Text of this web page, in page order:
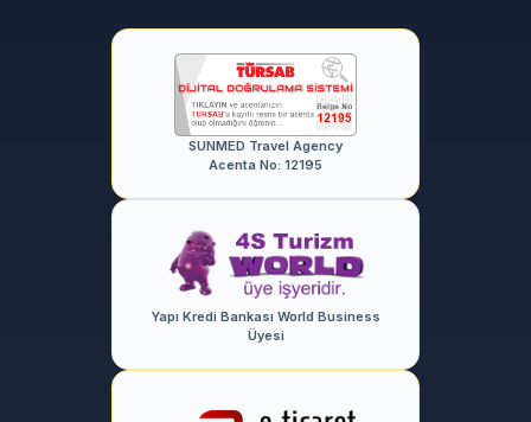
SUNMED Travel Agency
Acenta No: 12195
Yapı Kredi Bankası World Business
Üyesi